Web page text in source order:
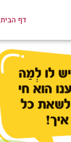
דף הבית